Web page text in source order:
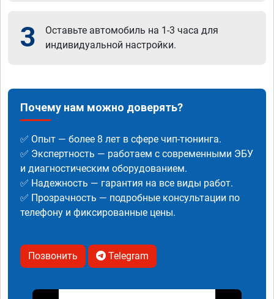
3
Оставьте автомобиль на 1-3 часа для
индивидуальной настройки.
Почему нам можно доверять?
✅ Опыт — более 8 лет в сфере чип-тюнинга.
✅ Экспертность — работаем с современными ЭБУ
и диагностическим оборудованием.
✅ Надежность — гарантия на все виды работ.
✅ Прозрачность — подробные консультации по
телефону и фиксированные цены.
Позвонить Telegram